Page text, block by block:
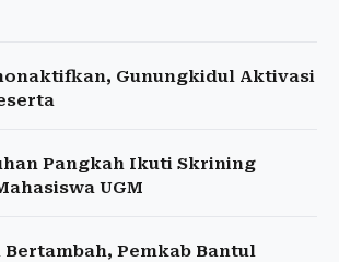
Gunungkidul Aktivasi
Pangkah Ikuti Skrining
UGM
Bertambah, Pemkab Bantul